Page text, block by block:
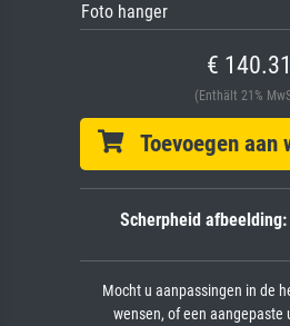
Foto hanger
€ 140.31
(Enthält 21%
Toevoegen aan
Scherpheid afbeelding:
Mocht u aanpassingen in de
wensen, of een aangepaste